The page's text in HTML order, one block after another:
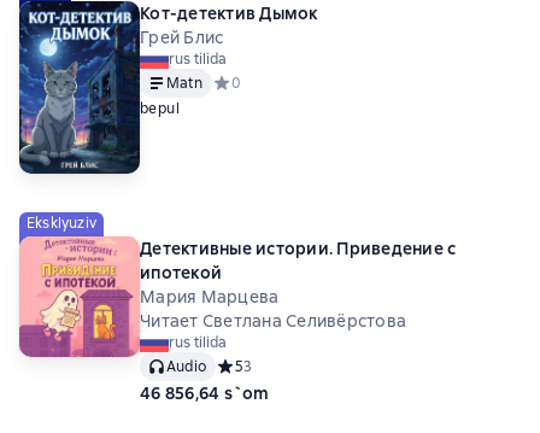
Кот-детектив Дымок
Грей Блис
rus tilida
Matn
Средний рейтинг 0 на основе 0 оценок
0
bepul
Eksklyuziv
Детективные истории. Приведение с
ипотекой
Мария Марцева
Читает Светлана Селивёрстова
rus tilida
Audio
Средний рейтинг 5 на основе 3 оценок
53
46 856,64 s`om